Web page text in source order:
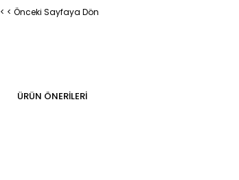
< < Önceki Sayfaya Dön
ÜRÜN ÖNERILERI